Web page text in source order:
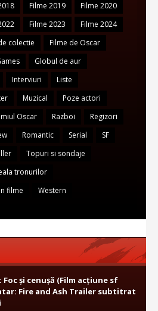
Filme 2019
Filme 2020
Filme 2023
Filme 2024
colectie
Filme de Oscar
Globul de aur
Interviuri
Liste
Muzical
Poze actori
Oscar Razboi
Regizori
Romantic Serial
SF
Topuri si sondaje
tronurilor
filme
Western
Foc și cenușă (Film acțiune sf
Fire and Ash Trailer subtitrat